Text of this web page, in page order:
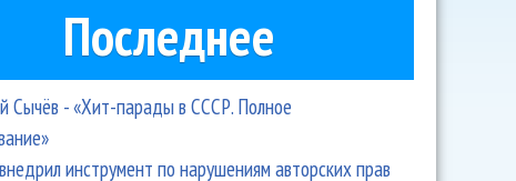
Последнее
Сычёв - «Хит-парады в СССР. Полное
инструмент по нарушениям авторских прав